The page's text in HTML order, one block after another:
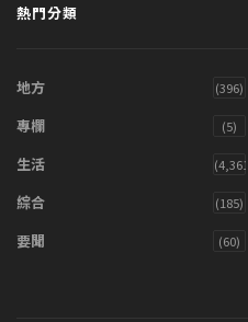
熱門分類
地方 (396)
專欄 (5)
生活 (4,361)
綜合 (185)
要聞 (60)